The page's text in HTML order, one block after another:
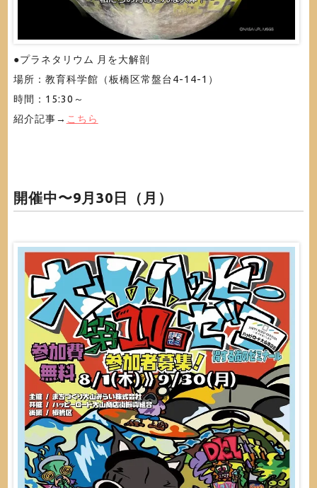
●プラネタリウム 月を大解剖
場所：教育科学館（板橋区常盤台4-14-1）
時間：15:30～
紹介記事→ こちら
開催中〜9月30日（月）